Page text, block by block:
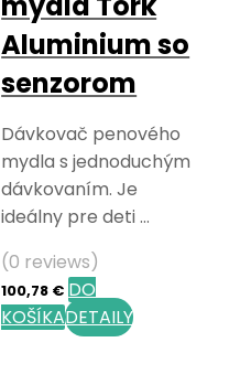
Aluminium so
senzorom
Dávkovač penového
mydla s jednoduchým
dávkovaním. Je
ideálny pre deti …
(0 reviews)
100,78 € DO
KOŠÍKADETAILY